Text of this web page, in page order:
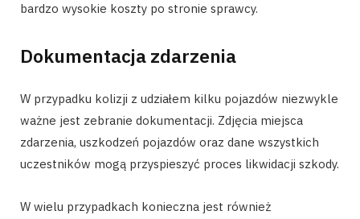
bardzo wysokie koszty po stronie sprawcy.
Dokumentacja zdarzenia
W przypadku kolizji z udziałem kilku pojazdów niezwykle
ważne jest zebranie dokumentacji. Zdjęcia miejsca
zdarzenia, uszkodzeń pojazdów oraz dane wszystkich
uczestników mogą przyspieszyć proces likwidacji szkody.
W wielu przypadkach konieczna jest również